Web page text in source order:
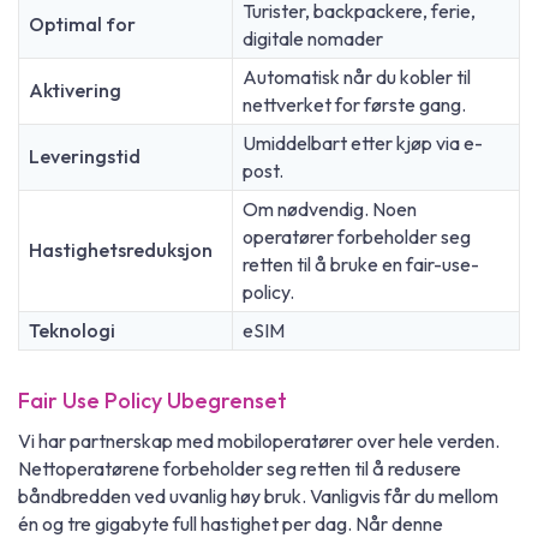
Optimal for
Turister, backpackere, ferie,
digitale nomader
Aktivering
Automatisk når du kobler til
nettverket for første gang.
Leveringstid
Umiddelbart etter kjøp via e-
post.
Hastighetsreduksjon
Om nødvendig. Noen
operatører forbeholder seg
retten til å bruke en fair-use-
policy.
Teknologi
eSIM
Fair Use Policy Ubegrenset
Vi har partnerskap med mobiloperatører over hele verden.
Nettoperatørene forbeholder seg retten til å redusere
båndbredden ved uvanlig høy bruk. Vanligvis får du mellom
én og tre gigabyte full hastighet per dag. Når denne